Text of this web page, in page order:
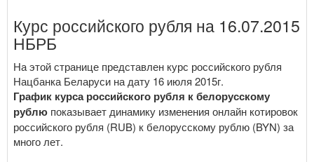
Курс российского рубля на 16.07.2015
НБРБ
На этой странице представлен курс российского рубля
Нацбанка Беларуси на дату 16 июля 2015г.
График курса российского рубля к белорусскому
рублю показывает динамику изменения онлайн котировок
российского рубля (RUB) к белорусскому рублю (BYN) за
много лет.